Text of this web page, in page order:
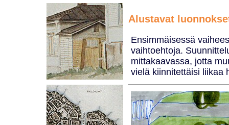
Alustavat
Ensimmäisessä
vaihtoehtoja.
mittakaavassa, jotta
vielä kiinnitettäisi liikaa